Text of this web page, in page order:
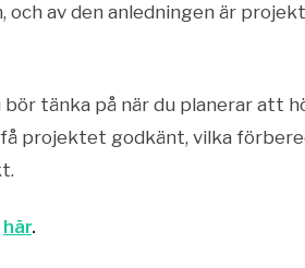
av den anledningen är
tänka på när du planerar att
projektet godkänt, vilka
här.